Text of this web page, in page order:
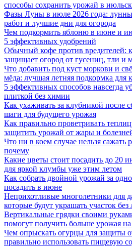
способы сохранить урожай в
Фазы Луны в июле 2026 года:
работ и лучшие дни для огорода
Чем подкормить яблоню в июне и
5 эффективных удобрений
Обычный кофе против вредителей:
защищает огород от гусениц, тли и
Что добавить под куст моркови и
мёда: лучшая летняя подкормка для
5 эффективных способов навсегда
плиткой без химии
Как ухаживать за клубникой после
шаги для будущего урожая
Как правильно проветривать
защитить урожай от жары и
Что ни в коем случае нельзя сажать
почему
Какие цветы стоит посадить до 20
для яркой клумбы уже этим летом
Как собрать двойной урожай за
посадить в июне
Неприхотливые многолетники для
которые будут украшать участок
Вертикальные грядки своими
помогут получить больше урожая
Чем опрыскать огурцы для защиты
правильно использовать пищевую